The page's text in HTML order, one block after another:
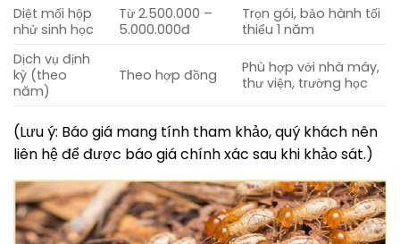
Diệt mối hộp
nhử sinh học
Từ 2.500.000 –
5.000.000đ
Trọn gói, bảo hành tối
thiểu 1 năm
Dịch vụ định
kỳ (theo
năm)
Theo hợp đồng
Phù hợp với nhà máy,
thư viện, trường học
(Lưu ý: Báo giá mang tính tham khảo, quý khách nên
liên hệ để được báo giá chính xác sau khi khảo sát.)